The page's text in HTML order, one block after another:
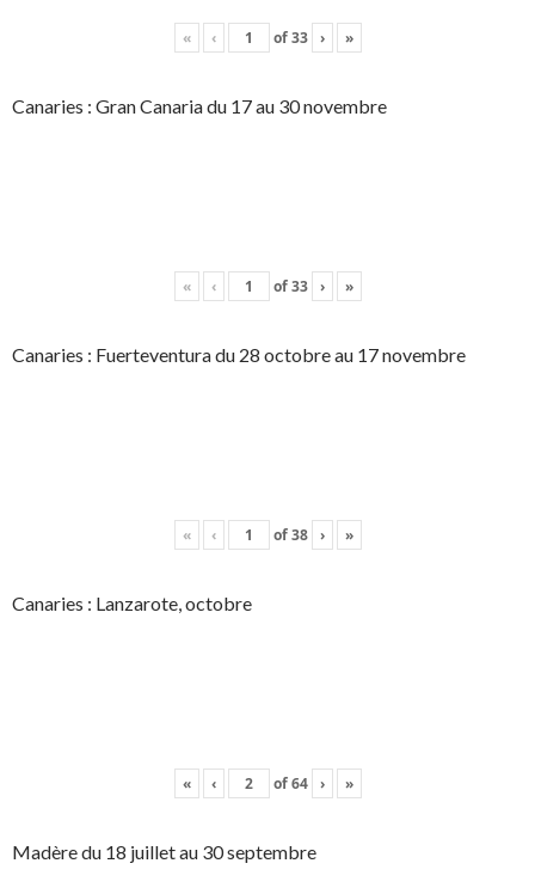
« ‹ of33 › »
Canaries : Gran Canaria du 17 au 30 novembre
« ‹ of33 › »
Canaries : Fuerteventura du 28 octobre au 17 novembre
« ‹ of38 › »
Canaries : Lanzarote, octobre
« ‹ of64 › »
Madère du 18 juillet au 30 septembre